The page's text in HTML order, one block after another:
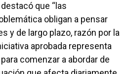
que “las
obligan a pensar
y de largo plazo, razón por la
aprobada representa
comenzar a abordar de